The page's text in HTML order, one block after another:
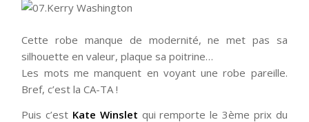
Cette robe manque de modernité, ne met pas sa
silhouette en valeur, plaque sa poitrine…
Les mots me manquent en voyant une robe pareille.
Bref, c’est la CA-TA !
Puis c’est Kate Winslet qui remporte le 3ème prix du